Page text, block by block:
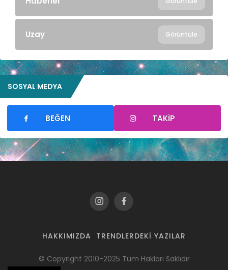
Uzay Görüntüle
SOSYAL MEDYA
BEĞEN TAKIP
HAKKIMIZDA TRENDLERDEKI YAZILAR
© Copyright 2010-2025 Tüm Hakları Saklıdır